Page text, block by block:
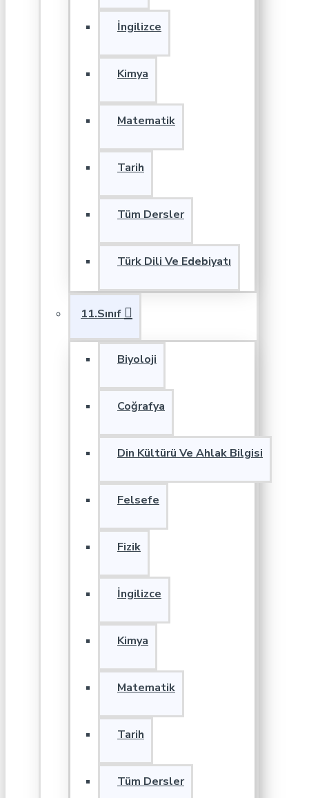
İngilizce
Kimya
Matematik
Tarih
Tüm Dersler
Türk Dili Ve Edebiyatı
11.Sınıf
Biyoloji
Coğrafya
Din Kültürü Ve Ahlak Bilgisi
Felsefe
Fizik
İngilizce
Kimya
Matematik
Tarih
Tüm Dersler